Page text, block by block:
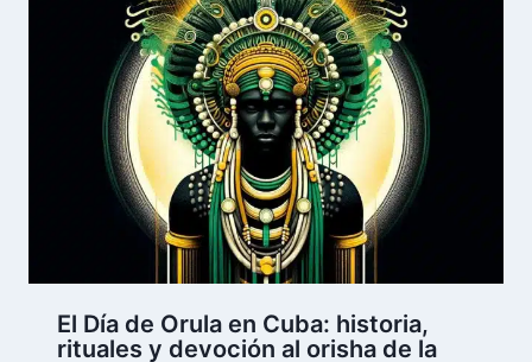
El Día de Orula en Cuba: historia,
rituales y devoción al orisha de la